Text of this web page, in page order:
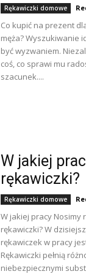
Rękawiczki domowe
Co kupić na prezent
męża? Wyszukiwanie
być wyzwaniem.
coś, co sprawi mu
szacunek....
W jakiej
rękawiczki?
Rękawiczki domowe
W jakiej pracy Nosimy
rękawiczki? W
rękawiczek w pracy
Rękawiczki pełnią
niebezpiecznymi